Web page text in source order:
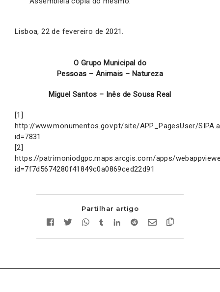
Lisboa, 22 de fevereiro de 2021.
O Grupo Municipal do
Pessoas – Animais – Natureza
Miguel Santos – Inês de Sousa Real
[1]
http://www.monumentos.gov.pt/site/APP_PagesUser/
id=7831
[2]
https://patrimoniodgpc.maps.arcgis.com/apps/
id=7f7d5674280f41849c0a0869ced22d91
Partilhar artigo